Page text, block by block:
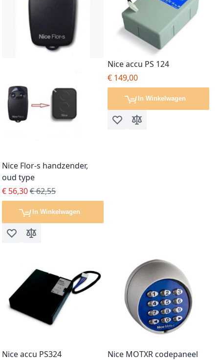
Nice Flor-s handzender,
oud type
Special Price
€ 56,30Regular Price
€ 62,55
In Winkelwagen
Voeg toe aan verlanglijst
Toevoegen om te vergelijken
Nice accu PS 124
€ 149,00
In Winkelwagen
Voeg toe aan verlanglijst
Toevoegen om te
Nice accu PS324
Nice MOTXR codepaneel